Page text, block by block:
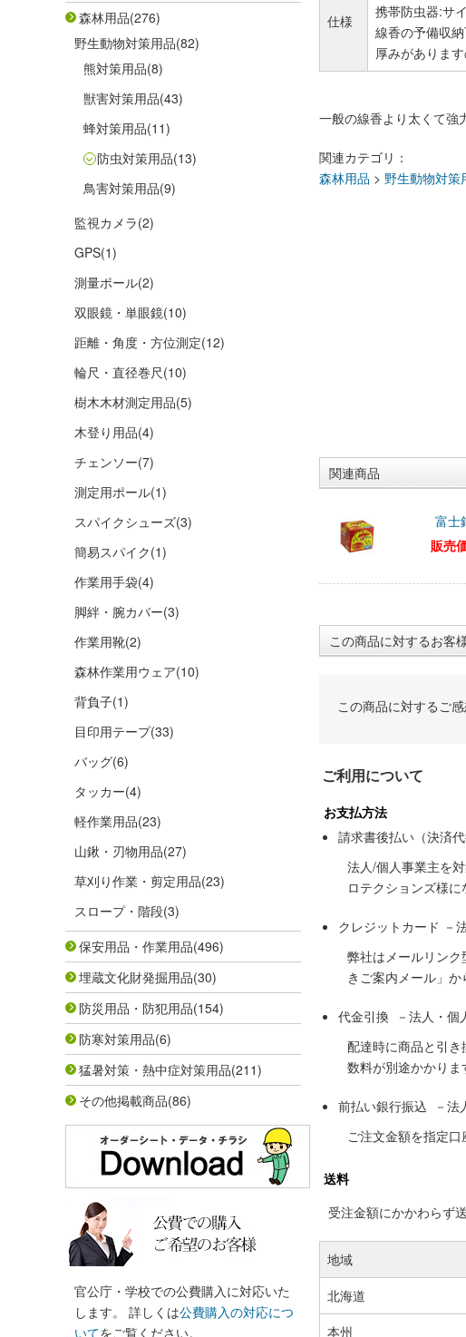
森林用品(276)
野生動物対策用品(82)
熊対策用品(8)
獣害対策用品(43)
蜂対策用品(11)
防虫対策用品(13)
鳥害対策用品(9)
監視カメラ(2)
GPS(1)
測量ポール(2)
双眼鏡・単眼鏡(10)
距離・角度・方位測定(12)
輪尺・直径巻尺(10)
樹木木材測定用品(5)
木登り用品(4)
チェンソー(7)
測定用ポール(1)
スパイクシューズ(3)
簡易スパイク(1)
作業用手袋(4)
脚絆・腕カバー(3)
作業用靴(2)
森林作業用ウェア(10)
背負子(1)
目印用テープ(33)
バッグ(6)
タッカー(4)
軽作業用品(23)
山鍬・刃物用品(27)
草刈り作業・剪定用品(23)
スロープ・階段(3)
保安用品・作業用品(496)
埋蔵文化財発掘用品(30)
防災用品・防犯用品(154)
防寒対策用品(6)
猛暑対策・熱中症対策用品(211)
その他掲載商品(86)
官公庁・学校での公費購入に対応いた
します。 詳しくは公費購入の対応につ
いてをご覧ください。
仕様
携帯防虫器:サ
線香の予備収納
厚みがありま
一般の線香より太くて強
関連カテゴリ：
森林用品 > 野生動物対策
関連商品
富
販売
この商品に対するお客
この商品に対するご
ご利用について
お支払方法
請求書後払い（決済
法人/個人事業主を
ロテクションズ様に
クレジットカード －
弊社はメールリン
きご案内メール」
代金引換 －法人・個
配達時に商品と引
数料が別途かかりま
前払い銀行振込 －法
ご注文金額を指定口
送料
受注金額にかかわらず
地域
北海道
本州